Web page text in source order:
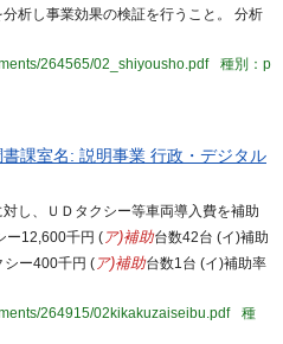
析し事業効果の検証を行うこと。 分析
264565/02_shiyousho.pdf
種別：p
課室名: 説明事業 行政・デジタル
し、ＵＤタクシー等車両導入費を補助
ー12,600千円 ( ア)補助台数42台 (イ)補助
シー400千円 ( ア)補助台数1台 (イ)補助率
264915/02kikakuzaiseibu.pdf
種